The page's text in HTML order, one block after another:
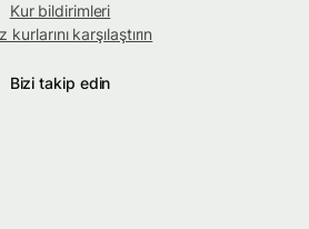
Kur bildirimleri
kurlarını karşılaştırın
Bizi takip edin